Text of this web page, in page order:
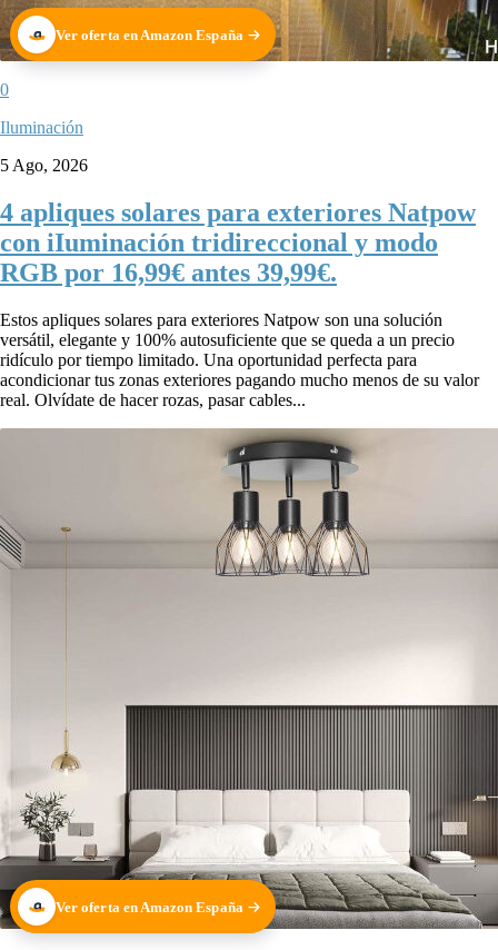
Ver oferta en Amazon España
0
Iluminación
5 Ago, 2026
4 apliques solares para exteriores Natpow
con iIuminación tridireccional y modo
RGB por 16,99€ antes 39,99€.
Estos apliques solares para exteriores Natpow son una solución
versátil, elegante y 100% autosuficiente que se queda a un precio
ridículo por tiempo limitado. Una oportunidad perfecta para
acondicionar tus zonas exteriores pagando mucho menos de su valor
real. Olvídate de hacer rozas, pasar cables...
Ver oferta en Amazon España